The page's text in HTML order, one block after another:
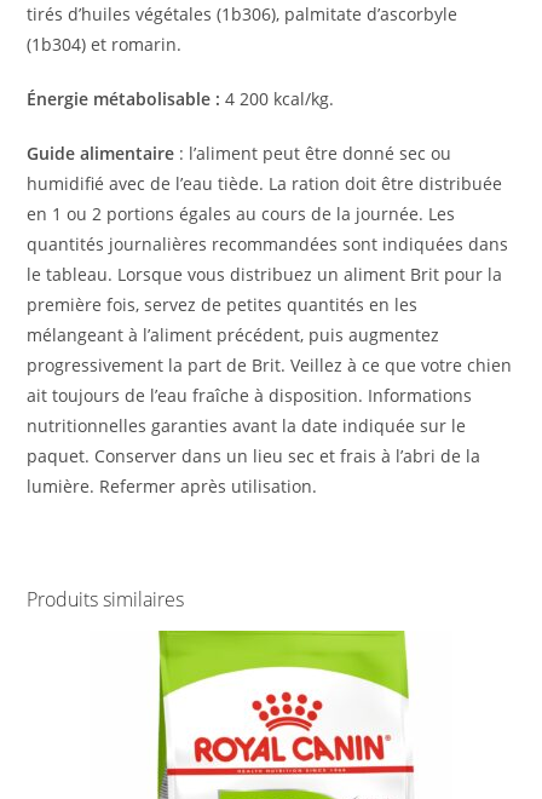
tirés d’huiles végétales (1b306), palmitate d’ascorbyle
(1b304) et romarin.
Énergie métabolisable :4 200 kcal/kg.
Guide alimentaire : l’aliment peut être donné sec ou
humidifié avec de l’eau tiède. La ration doit être distribuée
en 1 ou 2 portions égales au cours de la journée. Les
quantités journalières recommandées sont indiquées dans
le tableau. Lorsque vous distribuez un aliment Brit pour la
première fois, servez de petites quantités en les
mélangeant à l’aliment précédent, puis augmentez
progressivement la part de Brit. Veillez à ce que votre chien
ait toujours de l’eau fraîche à disposition. Informations
nutritionnelles garanties avant la date indiquée sur le
paquet. Conserver dans un lieu sec et frais à l’abri de la
lumière. Refermer après utilisation.
Produits similaires